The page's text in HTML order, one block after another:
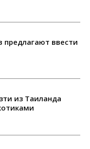
ввести
из Таиланда